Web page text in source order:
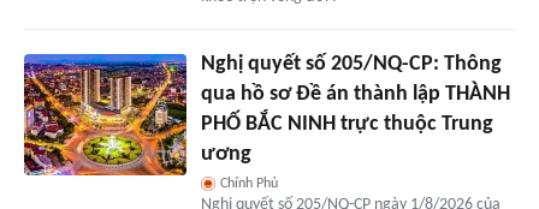
Nghị quyết số 205/NQ-CP: Thông
qua hồ sơ Đề án thành lập THÀNH
PHỐ BẮC NINH trực thuộc Trung
ương
Chính Phủ
Nghị quyết số 205/NQ-CP ngày 1/8/2026 của